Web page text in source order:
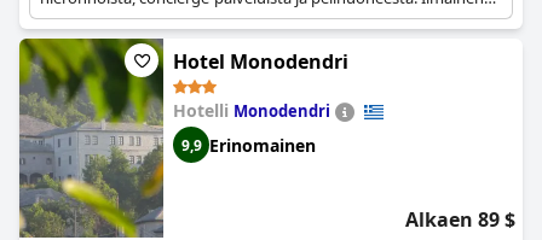
aamiainen ja internetyhteys ovat saatavilla.
Hotel Monodendri
Hotelli Monodendri
9,9 Erinomainen
Alkaen 89 $